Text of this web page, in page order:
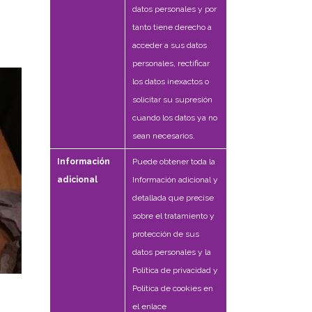
datos personales y por
tanto tiene derecho a
acceder a sus datos
personales, rectificar
los datos inexactos o
solicitar su supresión
cuando los datos ya no
sean necesarios.
Información
adicional
Puede obtener toda la
Información adicional y
detallada que precise
sobre el tratamiento y
protección de sus
datos personales y la
Política de privacidad y
Política de cookies en
el enlace